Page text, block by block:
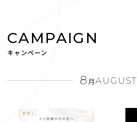
CAMPAIGN
キャンペーン
8 月AUGUST